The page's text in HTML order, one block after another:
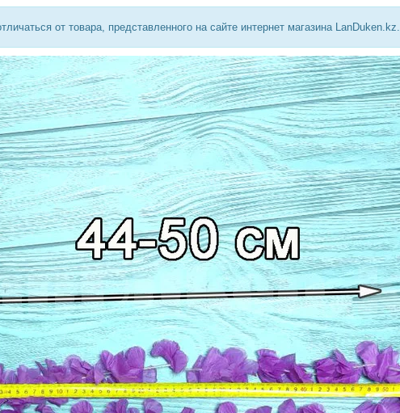
от товара, представленного на сайте интернет магазина LanDuken.kz.